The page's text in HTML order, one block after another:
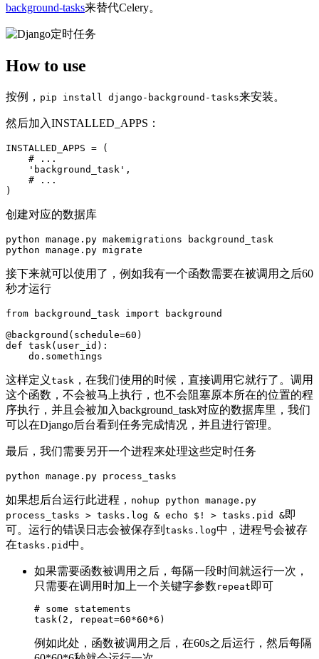
background-tasks来替代Celery。
How to use
按例， pip install django-background-tasks来安装。
然后加入INSTALLED_APPS：
INSTALLED_APPS =
(
# ...
'background_task' ,
# ...
)
创建对应的数据库
python manage . py makemigrations background_task
python manage .
接下来就可以使用了，例如我有一个函数需要在被调用之后60
秒才运行
from background_task import background
@background ( schedule=60 )
def task( user_id ) :
    do
.
这样定义 task ，在我们使用的时候，直接调用它就行了。调用
这个函数，不会被马上执行，也不会阻塞原本所在的位置的程
序执行，并且会被加入background_task对应的数据库里，我们
可以在Django后台看到任务完成情况，并且进行管理。
最后，我们需要另开一个进程来处理这些定时任务
如果想后台运行此进程， nohup python manage.py
process_tasks > tasks.log & echo $! > tasks.pid &即
可。运行的错误日志会被保存到 tasks.log中，进程号会被存
在tasks.pid中。
如果需要函数被调用之后，每隔一段时间就运行一次，
只需要在调用时加上一个关键字参数 repeat 即可
# some statements
task( 2 , repeat=60*60*6 )
例如此处，函数被调用之后，在60s之后运行，然后每隔